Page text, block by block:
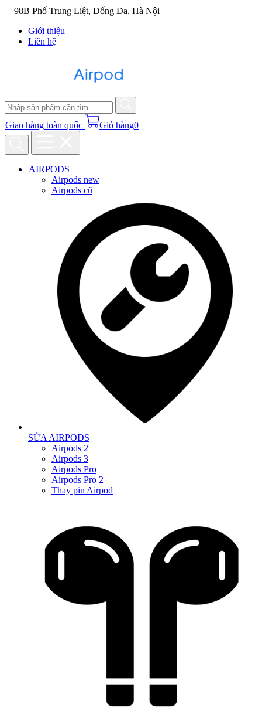
98B Phố Trung Liệt, Đống Đa, Hà Nội
Giới thiệu
Liên hệ
Giao hàng toàn quốc Giỏ hàng0
AIRPODS
Airpods new
Airpods cũ
SỬA AIRPODS
Airpods 2
Airpods 3
Airpods Pro
Airpods Pro 2
Thay pin Airpod